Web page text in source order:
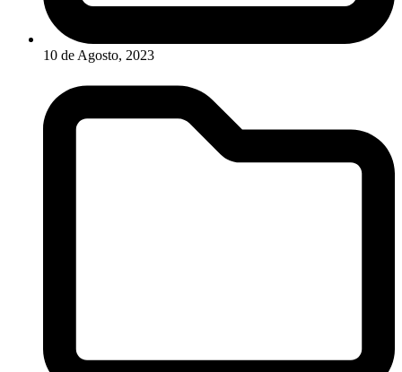
10 de Agosto, 2023